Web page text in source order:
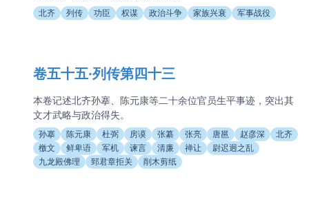
北齐 列传 功臣 权谋 政治斗争 家族兴衰 军事战役
卷五十五·列传第四十三
本卷记述北齐孙搴、陈元康等二十余位官员生平事迹，突出其
文才武略与政治得失。
孙搴 陈元康 杜弼 房谟 张纂 张亮 唐邕 赵彦深
北齐
檄文
鲜卑语 军机 谏言 清廉 禅让
尉迟迥之乱
九龙殿佛理
郅君章拒关 削木剪纸